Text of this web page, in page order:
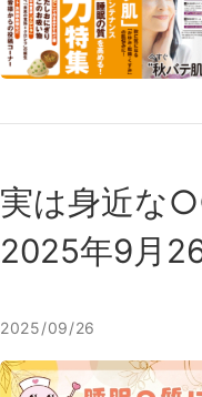
実は身近な
2025年9月
2025/09/26